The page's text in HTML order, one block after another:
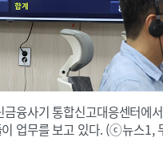
융사기 통합신고대응센터에
이 업무를 보고 있다. (ⓒ뉴스1,